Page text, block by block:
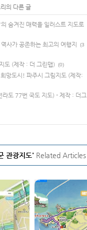
의 다른 글
숨겨진 매력을 일러스트 지도로
사가 공존하는 최고의 여행지
(3
도 (제작 : 더 그린맵) (0)
망도시! 파주시 그림지도 (제작:
라도 77번 국도 지도) - 제작 : 더그
관광지도' Related Articles